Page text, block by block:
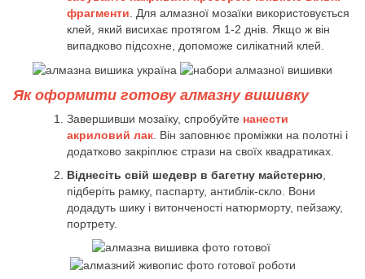
фрагменти . Для алмазної мозаїки використовується
клей, який висихає протягом 1-2 днів. Якщо ж він
випадково підсохне, допоможе силікатний клей.
Як оформити готову алмазну вишивку
Завершивши мозаїку, спробуйте нанести
акриловий лак. Він заповнює проміжки на полотні і
додатково закріплює стрази на своїх квадратиках.
Віднесіть свій шедевр в багетну майстерню
підберіть рамку, паспарту, антиблік-скло. Вони
додадуть шику і витонченості натюрморту, пейзажу,
портрету.